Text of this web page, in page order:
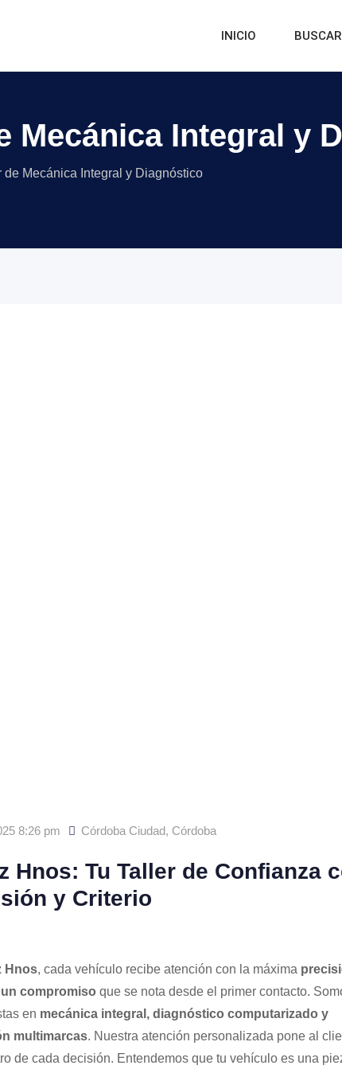
INICIO
Mecánica Integral y
de Mecánica Integral y Diagnóstico
8:26 pm Córdoba Ciudad, Córdoba
Hnos: Tu Taller de Confianza
y Criterio
Hnos, cada vehículo recibe atención con la máxima
compromiso que se nota desde el primer contacto.
en mecánica integral, diagnóstico computarizado y
multimarcas. Nuestra atención personalizada pone al
de cada decisión. Entendemos que tu vehículo es una